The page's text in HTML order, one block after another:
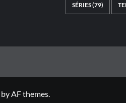
SÉRIES(79)
by AF themes.